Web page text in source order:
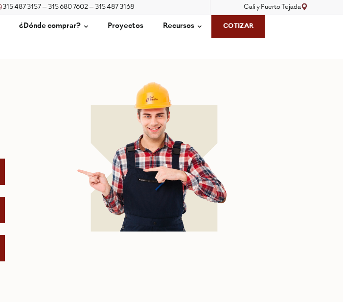
315 487 3157 – 315 680 7602 – 315 487 3168 Cali y Puerto Tejada
¿Dónde comprar? Proyectos Recursos COTIZAR